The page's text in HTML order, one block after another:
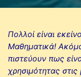
Πολλοί είναι
Μαθηματικά! Ακόμα
πιστεύουν πως
χρησιμότητας